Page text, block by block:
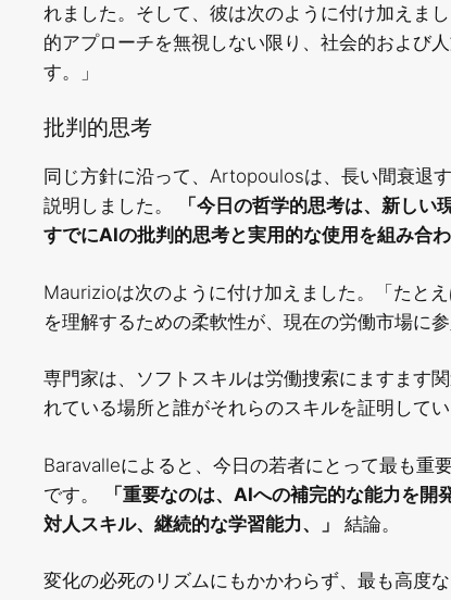
れました。そして、彼は次のように付け加えま
的アプローチを無視しない限り、社会的および
す。」
批判的思考
同じ方針に沿って、Artopoulosは、長い間衰退
説明しました。
「今日の哲学的思考は、新し
すでにAIの批判的思考と実用的な使用を組み合
Maurizioは次のように付け加えました。「たと
を理解するための柔軟性が、現在の労働市場に
専門家は、ソフトスキルは労働捜索にますます
れている場所と誰がそれらのスキルを証明して
Baravalleによると、今日の若者にとって最も重
です。
「重要なのは、AIへの補完的な能力を開
対人スキル、継続的な学習能力、」
結論。
変化の必死のリズムにもかかわらず、最も高度